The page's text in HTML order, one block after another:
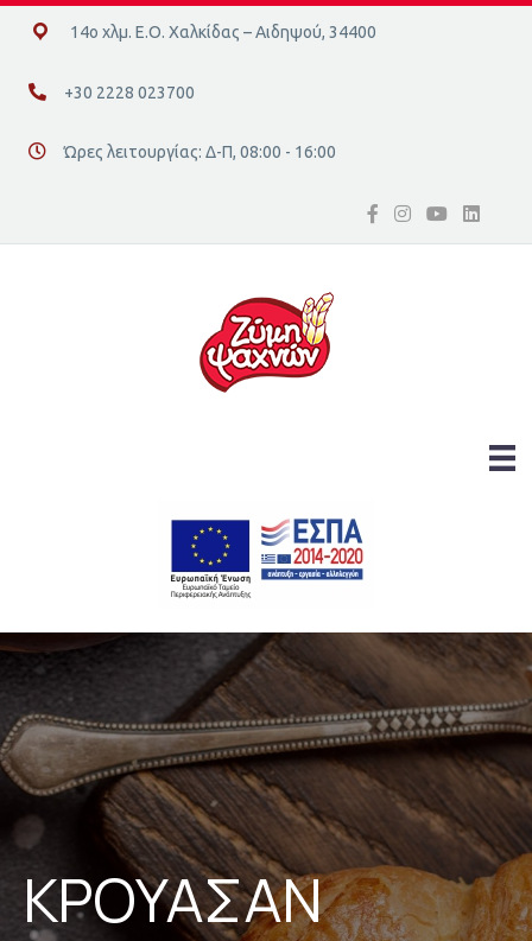
14ο χλμ. Ε.Ο. Χαλκίδας – Αιδηψού, 34400
14ο χλμ. Ε.Ο. Χαλκίδας – Αιδηψού, 34400
+30 2228 023700
+30 2228 023700
Διεύθυνση οδός 16, Ελλάδα
Ώρες λειτουργίας: Δ-Π, 08:00 - 16:00
ΚΡΟΥΑΣΑΝ